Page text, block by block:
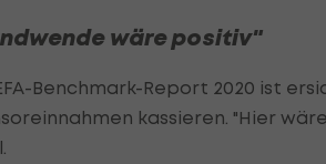
wäre positiv"
Benchmark-Report 2020 ist
kassieren. "Hier